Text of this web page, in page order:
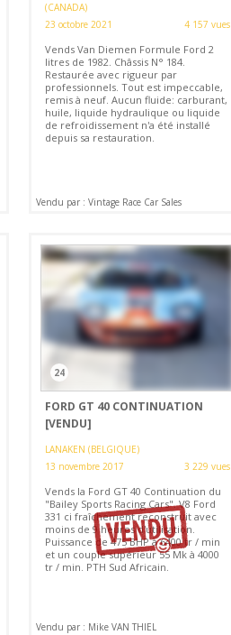
(CANADA)
23 octobre 2021
4 157 vues
Vends Van Diemen Formule Ford 2
litres de 1982. Châssis N° 184.
Restaurée avec rigueur par
professionnels. Tout est impeccable,
remis à neuf. Aucun fluide: carburant,
huile, liquide hydraulique ou liquide
de refroidissement n'a été installé
depuis sa restauration.
Vendu par : Vintage Race Car Sales
24
FORD GT 40 CONTINUATION
[VENDU]
LANAKEN (BELGIQUE)
13 novembre 2017
3 229 vues
Vends la Ford GT 40 Continuation du
"Bailey Sports Racing Cars". V8 Ford
331 ci fraîchement reconstruit avec
moins de 9 heures d'utilisation.
Puissance de 475 BHP à 6400 tr / min
et un couple supérieur 55 Mk à 4000
tr / min. PTH Sud Africain.
Vendu par : Mike VAN THIEL